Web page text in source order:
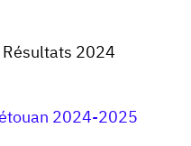
Résultats 2024
2024-2025